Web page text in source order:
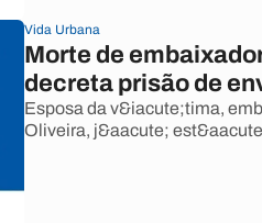
Vida Urbana
Morte de
decreta prisão de
Esposa da v&iacute;tima,
Oliveira, j&aacute;